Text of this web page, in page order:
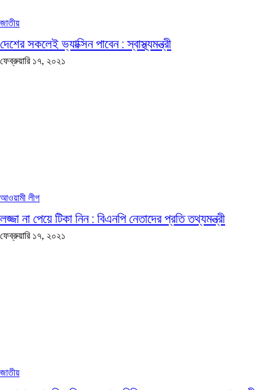
জাতীয়
দেশের সকলেই ভ্যাক্সিন পাবেন : স্বাস্থ্যমন্ত্রী
ফেব্রুয়ারি ১৭, ২০২১
আওয়ামী লীগ
লজ্জা না পেয়ে টিকা নিন : বিএনপি নেতাদের প্রতি তথ্যমন্ত্রী
ফেব্রুয়ারি ১৭, ২০২১
জাতীয়